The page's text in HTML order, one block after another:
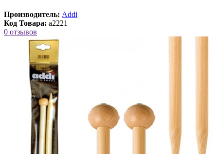
Производитель: Addi
Код Товара: a2221
0 отзывов